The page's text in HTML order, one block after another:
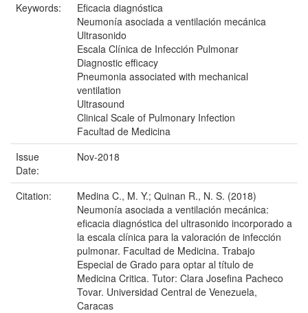
Keywords:
Eficacia diagnóstica
Neumonía asociada a ventilación mecánica
Ultrasonido
Escala Clínica de Infección Pulmonar
Diagnostic efficacy
Pneumonia associated with mechanical
ventilation
Ultrasound
Clinical Scale of Pulmonary Infection
Facultad de Medicina
Issue
Date:
Nov-2018
Citation:
Medina C., M. Y.; Quinan R., N. S. (2018)
Neumonía asociada a ventilación mecánica:
eficacia diagnóstica del ultrasonido incorporado a
la escala clínica para la valoración de infección
pulmonar. Facultad de Medicina. Trabajo
Especial de Grado para optar al título de
Medicina Critica. Tutor: Clara Josefina Pacheco
Tovar. Universidad Central de Venezuela,
Caracas